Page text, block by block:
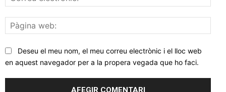
web:
Deseu el meu nom, el meu correu electrònic i el lloc web
en aquest navegador per a la propera vegada que ho faci.